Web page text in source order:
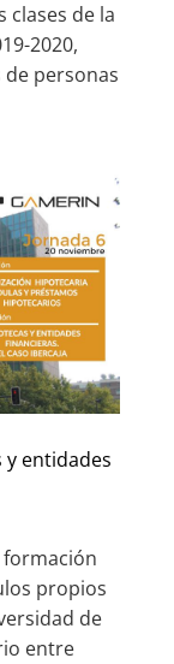
clases de la
2020,
personas
y entidades
propios
de
entre